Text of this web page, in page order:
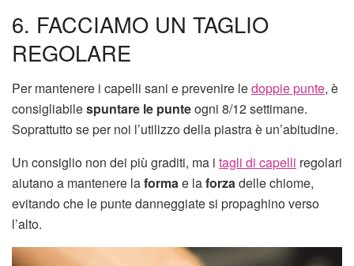
6. FACCIAMO UN TAGLIO
REGOLARE
Per mantenere i capelli sani e prevenire ledoppie punte, è
consigliabilespuntare le punteogni 8/12 settimane.
Soprattutto se per noi l’utilizzo della piastra è un’abitudine.
Un consiglio non dei più graditi, ma i tagli di capelli regolari
aiutano a mantenere laformae laforzadelle chiome,
evitando che le punte danneggiate si propaghino verso
l’alto.